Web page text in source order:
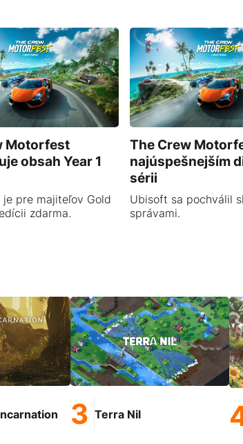
Motorfest
obsah Year 1
je pre majiteľov Gold
zdarma.
The Crew
najúspešnejším
sérii
Ubisoft sa pochválil
správami.
Terra Nil